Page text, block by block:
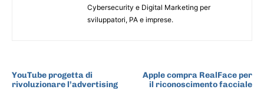
Cybersecurity e Digital Marketing per
sviluppatori, PA e imprese.
YouTube progetta di
rivoluzionare l’advertising
Apple compra RealFace per
il riconoscimento facciale